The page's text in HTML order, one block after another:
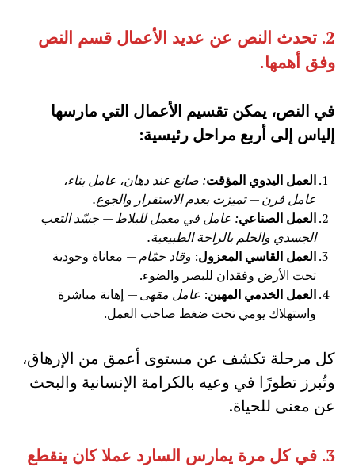
2. تحدث النص عن عديد الأعمال قسم النص
وفق أهمها.
في النص، يمكن تقسيم الأعمال التي مارسها
إلياس إلى أربع مراحل رئيسية:
العمل اليدوي المؤقت: صانع عند دهان، عامل بناء،
عامل فرن — تميزت بعدم الاستقرار والجوع.
العمل الصناعي: عامل في معمل للبلاط — جسّد التعب
الجسدي والحلم بالراحة الطبيعية.
العمل القاسي المعزول: وقاد حمّام— معاناة وجودية
تحت الأرض وفقدان للبصر والضوء.
العمل الخدمي المهين: عامل مقهى— إهانة مباشرة
واستهلاك يومي تحت ضغط صاحب العمل.
كل مرحلة تكشف عن مستوى أعمق من الإرهاق،
وتُبرز تطورًا في وعيه بالكرامة الإنسانية والبحث
عن معنى للحياة.
3. في كل مرة يمارس السارد عملا كان ينقطع